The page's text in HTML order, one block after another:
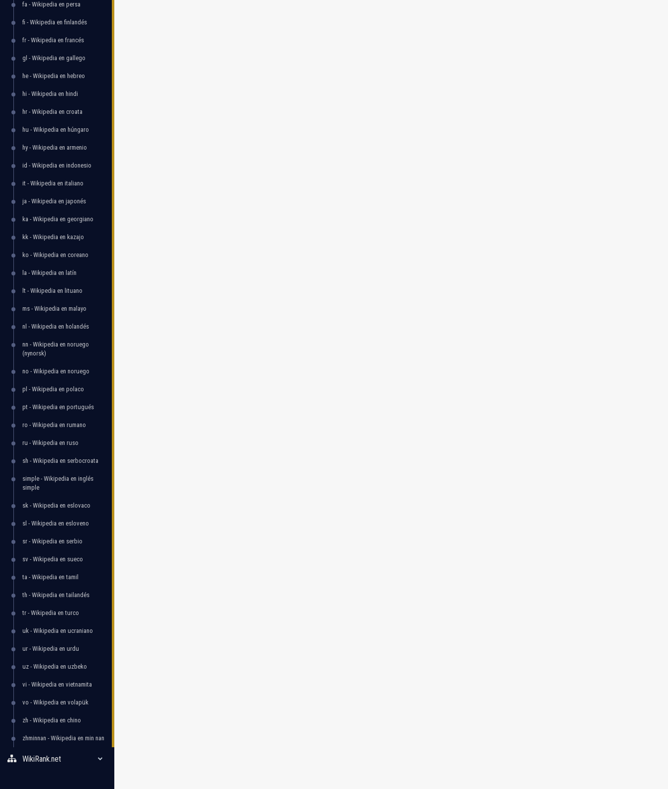
fa - Wikipedia en persa
fi - Wikipedia en finlandés
fr - Wikipedia en francés
gl - Wikipedia en gallego
he - Wikipedia en hebreo
hi - Wikipedia en hindi
hr - Wikipedia en croata
hu - Wikipedia en húngaro
hy - Wikipedia en armenio
id - Wikipedia en indonesio
it - Wikipedia en italiano
ja - Wikipedia en japonés
ka - Wikipedia en georgiano
kk - Wikipedia en kazajo
ko - Wikipedia en coreano
la - Wikipedia en latín
lt - Wikipedia en lituano
ms - Wikipedia en malayo
nl - Wikipedia en holandés
nn - Wikipedia en noruego
(nynorsk)
no - Wikipedia en noruego
pl - Wikipedia en polaco
pt - Wikipedia en portugués
ro - Wikipedia en rumano
ru - Wikipedia en ruso
sh - Wikipedia en serbocroata
simple - Wikipedia en inglés
simple
sk - Wikipedia en eslovaco
sl - Wikipedia en esloveno
sr - Wikipedia en serbio
sv - Wikipedia en sueco
ta - Wikipedia en tamil
th - Wikipedia en tailandés
tr - Wikipedia en turco
uk - Wikipedia en ucraniano
ur - Wikipedia en urdu
uz - Wikipedia en uzbeko
vi - Wikipedia en vietnamita
vo - Wikipedia en volapük
zh - Wikipedia en chino
zhminnan - Wikipedia en min nan
WikiRank.net